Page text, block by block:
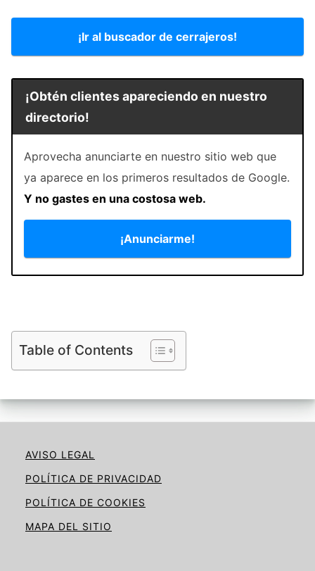
¡Ir al buscador de cerrajeros!
¡Obtén clientes apareciendo en nuestro
directorio!
Aprovecha anunciarte en nuestro sitio web que
ya aparece en los primeros resultados de Google.
Y no gastes en una costosa web.
¡Anunciarme!
Table of Contents
AVISO LEGAL
POLÍTICA DE PRIVACIDAD
POLÍTICA DE COOKIES
MAPA DEL SITIO